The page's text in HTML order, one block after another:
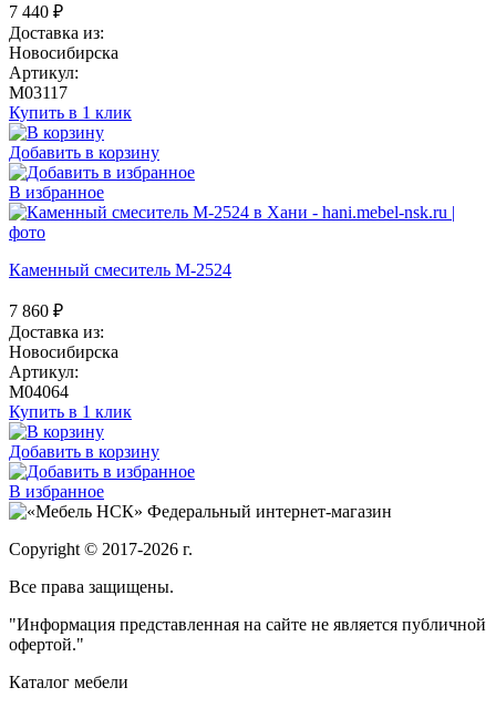
7 440 ₽
Доставка из:
Новосибирска
Артикул:
M03117
Купить в 1 клик
Добавить в корзину
В избранное
Каменный смеситель М-2524
7 860 ₽
Доставка из:
Новосибирска
Артикул:
M04064
Купить в 1 клик
Добавить в корзину
В избранное
Федеральный интернет-магазин
Copyright © 2017-2026 г.
Все права защищены.
"Информация представленная на сайте не является публичной
офертой."
Каталог мебели